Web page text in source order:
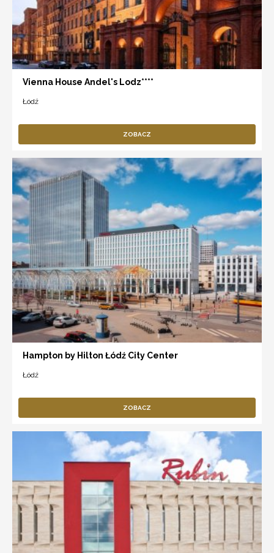
Vienna House Andel's Lodz****
Łódź
ZOBACZ
Hampton by Hilton Łódź City Center
Łódź
ZOBACZ